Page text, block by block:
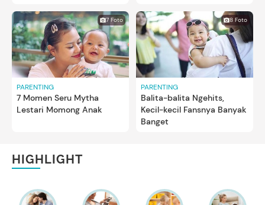
7 Foto
PARENTING
7 Momen Seru Mytha
Lestari Momong Anak
8 Foto
PARENTING
Balita-balita Ngehits,
Kecil-kecil Fansnya Banyak
Banget
HIGHLIGHT